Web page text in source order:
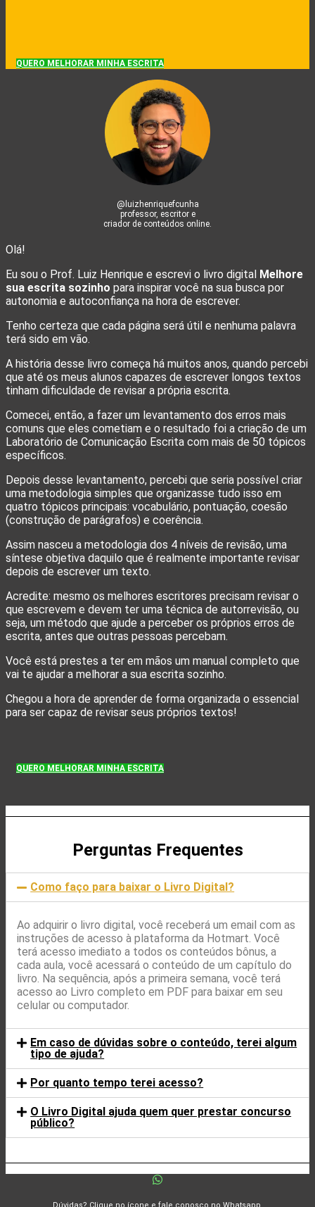
QUERO MELHORAR MINHA ESCRITA
@luizhenriquefcunha
professor, escritor e
criador de conteúdos online.
Olá!
Eu sou o Prof. Luiz Henrique e escrevi o livro digital Melhore
sua escrita sozinho para inspirar você na sua busca por
autonomia e autoconfiança na hora de escrever.
Tenho certeza que cada página será útil e nenhuma palavra
terá sido em vão.
A história desse livro começa há muitos anos, quando percebi
que até os meus alunos capazes de escrever longos textos
tinham dificuldade de revisar a própria escrita.
Comecei, então, a fazer um levantamento dos erros mais
comuns que eles cometiam e o resultado foi a criação de um
Laboratório de Comunicação Escrita com mais de 50 tópicos
específicos.
Depois desse levantamento, percebi que seria possível criar
uma metodologia simples que organizasse tudo isso em
quatro tópicos principais: vocabulário, pontuação, coesão
(construção de parágrafos) e coerência.
Assim nasceu a metodologia dos 4 níveis de revisão, uma
síntese objetiva daquilo que é realmente importante revisar
depois de escrever um texto.
Acredite: mesmo os melhores escritores precisam revisar o
que escrevem e devem ter uma técnica de autorrevisão, ou
seja, um método que ajude a perceber os próprios erros de
escrita, antes que outras pessoas percebam.
Você está prestes a ter em mãos um manual completo que
vai te ajudar a melhorar a sua escrita sozinho.
Chegou a hora de aprender de forma organizada o essencial
para ser capaz de revisar seus próprios textos!
QUERO MELHORAR MINHA ESCRITA
Perguntas Frequentes
Como faço para baixar o Livro Digital?
Ao adquirir o livro digital, você receberá um email com as
instruções de acesso à plataforma da Hotmart. Você
terá acesso imediato a todos os conteúdos bônus, a
cada aula, você acessará o conteúdo de um capítulo do
livro. Na sequência, após a primeira semana, você terá
acesso ao Livro completo em PDF para baixar em seu
celular ou computador.
Em caso de dúvidas sobre o conteúdo, terei algum
tipo de ajuda?
Por quanto tempo terei acesso?
O Livro Digital ajuda quem quer prestar concurso
público?